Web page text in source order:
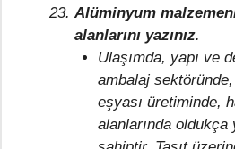
Alüminyum
alanlarını yazınız.
Ulaşımda, yapı ve
ambalaj
eşyası üretiminde,
alanlarında oldukça